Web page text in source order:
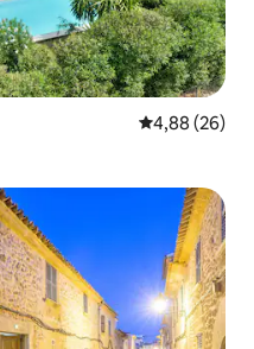
Gemiddelde
4,88 (26)